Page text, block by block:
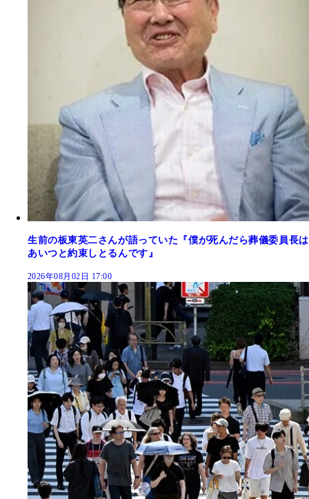
生前の板東英二さんが語っていた『僕が死んだら葬儀委員長は
あいつと約束しとるんです』
2026年08月02日 17:00